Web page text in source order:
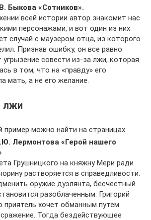
Быкова «Сотников».
всей истории автор знакомит нас
персонажами, и вот один из них
случай с маузером отца, из которого
Признав ошибку, он все равно
угрызение совести из-за лжи, которая
в том, что на «правду» его
мать, а не его желание.
лжи
пример можно найти на страницах
Лермонтова «Герой нашего
Грушницкого на княжну Мери ради
растворяется в справедливости.
оружие дуэлянта, бесчестный
разоблаченным. Григорий
приятель хочет обманным путем
Тогда бездействующее